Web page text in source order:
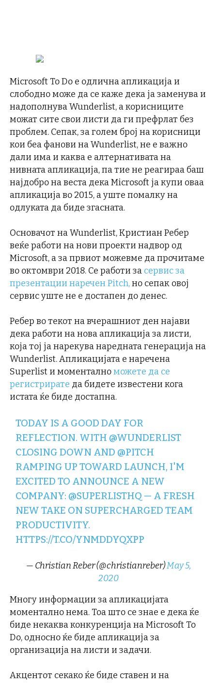
Microsoft To Do е одлична апликација и
слободно може да се каже дека ја заменува и
надополнува Wunderlist, а корисниците
можат сите свои листи да ги префрлат без
проблем. Сепак, за голем број на корисници
кои беа фанови на Wunderlist, не е важно
дали има и каква е алтернативата на
нивната апликација, па тие не реагираа баш
најдобро на веста дека Microsoft ја купи оваа
апликација во 2015, а уште помалку на
одлуката да биде згасната.
Основачот на Wunderlist, Кристиан Ребер
веќе работи на нови проекти надвор од
Microsoft, а за првиот можевме да прочитаме
во октомври 2018. Се работи за сервис за
презентации наречен Pitch,но сепак овој
сервис уште не е достапен до денес.
Ребер во текот на вчерашниот ден најави
дека работи на нова апликација за листи,
која тој ја нарекува наредната генерација на
Wunderlist. Апликацијата е наречена
Superlist и моменталноможете да се
регистрирате да бидете известени кога
истата ќе биде достапна.
TODAY IS A GOOD DAY FOR
REFLECTION. WITH @WUNDERLIST
CLOSING DOWN AND @PITCH
RAMPING UP TOWARD LAUNCH, I'M
EXCITED TO ANNOUNCE A NEW
COMPANY: @SUPERLISTHQ — A FRESH
NEW TAKE ON SUPERCHARGED TEAM
PRODUCTIVITY.
HTTPS://T.CO/YNMDDYQXPP
— Christian Reber (@christianreber)May 5,
2020
Многу информации за апликацијата
моментално нема. Тоа што се знае е дека ќе
биде некаква конкуренција на Microsoft To
Do, односно ќе биде апликација за
организација на листи и задачи.
Акцентот секако ќе биде ставен и на